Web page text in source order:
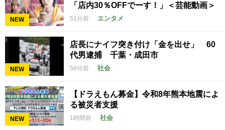
NEW
「店内30％OFFでーす！」＜芸能動画＞
51分前 エンタメ
NEW
店長にナイフ突き付け「金を出せ」 60
代男逮捕 千葉・成田市
56分前 社会
NEW
【ドラえもん募金】令和8年熊本地震によ
る被災者支援
1時間前 社会